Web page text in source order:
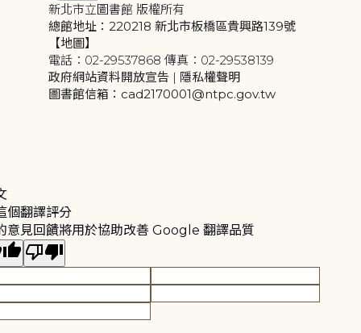
新北市立圖書館 版權所有
總館地址：220218 新北市板橋區貴興路139號
【地圖】
電話：02-29537868 傳真：02-29538139
政府網站資料開放宣告 | 隱私權聲明
圖書館信箱：cad2170001@ntpc.gov.tw
個翻譯評分
意見回饋將用於協助改善 Google 翻譯品質